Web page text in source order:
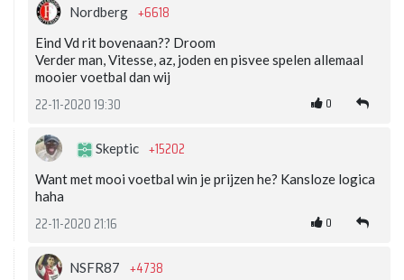
Nordberg +6618
Eind Vd rit bovenaan?? Droom
Verder man, Vitesse, az, joden en pisvee spelen allemaal
mooier voetbal dan wij
22-11-2020 19:30 0
Skeptic +15202
Want met mooi voetbal win je prijzen he? Kansloze logica
haha
22-11-2020 21:16 0
NSFR87 +4738